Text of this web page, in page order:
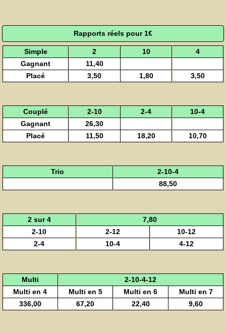
Rapports réels pour 1€
Simple 2 10
4
Gagnant
11,40
Placé
3,50 1,80 3,50
Couplé 2-10 2-4
10-4
Gagnant
26,30
Placé
11,50 18,20 10,70
Trio
2-10-4
88,50
2 sur 4
7,80
2-10
2-12
10-12
2-4
10-4 4-12
Multi
2-10-4-12
Multi en 4
Multi en 5 Multi en 6
Multi en 7
336,00
67,20 22,40 9,60